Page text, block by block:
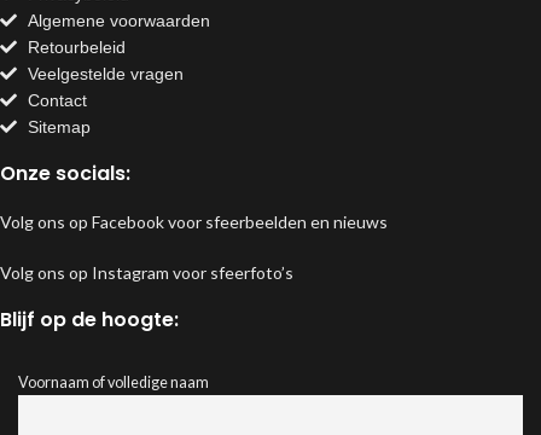
Algemene voorwaarden
Retourbeleid
Veelgestelde vragen
Contact
Sitemap
Onze socials:
Volg ons op Facebook voor sfeerbeelden en nieuws
Volg ons op Instagram voor sfeerfoto’s
Blijf op de hoogte:
Voornaam of volledige naam